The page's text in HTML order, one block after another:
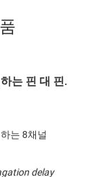
는 핀 대 핀.
는 8채널
delay